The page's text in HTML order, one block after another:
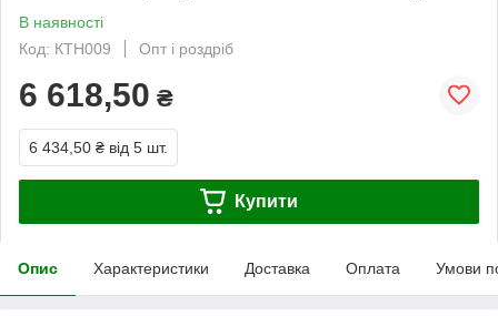
В наявності
Код: КТН009
Опт і роздріб
6 618,50 ₴
6 434,50 ₴ від 5 шт.
Купити
Опис Характеристики Доставка Оплата Умови